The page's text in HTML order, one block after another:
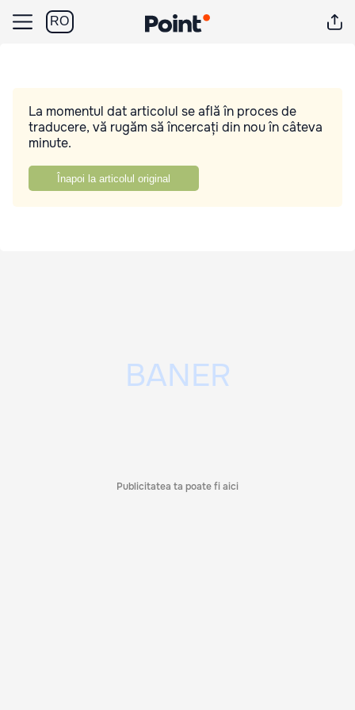
RO
La momentul dat articolul se află în proces de
traducere, vă rugăm să încercați din nou în câteva
minute.
Înapoi la articolul original
Publicitatea ta poate fi aici